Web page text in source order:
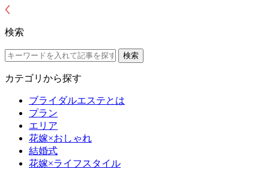
検索
カテゴリから探す
ブライダルエステとは
プラン
エリア
花嫁×おしゃれ
結婚式
花嫁×ライフスタイル